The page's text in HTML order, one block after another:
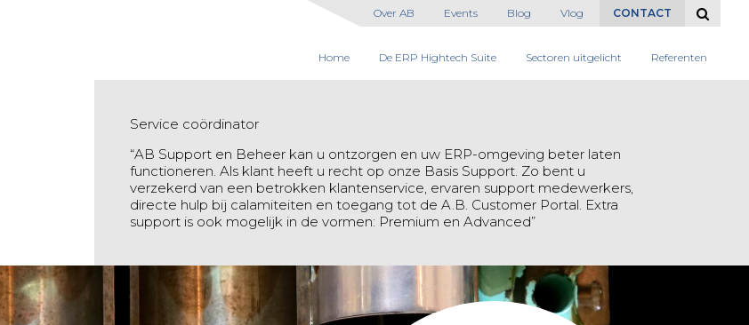
Over AB Events Blog Vlog CONTACT
Home De ERP Hightech Suite Sectoren uitgelicht Referenten
Service coördinator
“AB Support en Beheer kan u ontzorgen en uw ERP-omgeving beter laten
functioneren. Als klant heeft u recht op onze Basis Support. Zo bent u
verzekerd van een betrokken klantenservice, ervaren support medewerkers,
directe hulp bij calamiteiten en toegang tot de A.B. Customer Portal. Extra
support is ook mogelijk in de vormen: Premium en Advanced”